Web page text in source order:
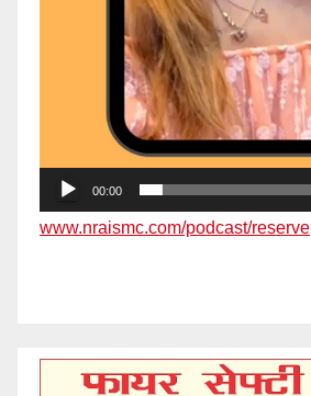
00:00
www.nraismc.com/podcast/reserve